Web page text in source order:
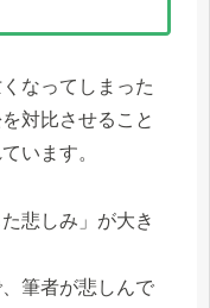
なってしまった
対比させること
います。
悲しみ」が大き
筆者が悲しんで